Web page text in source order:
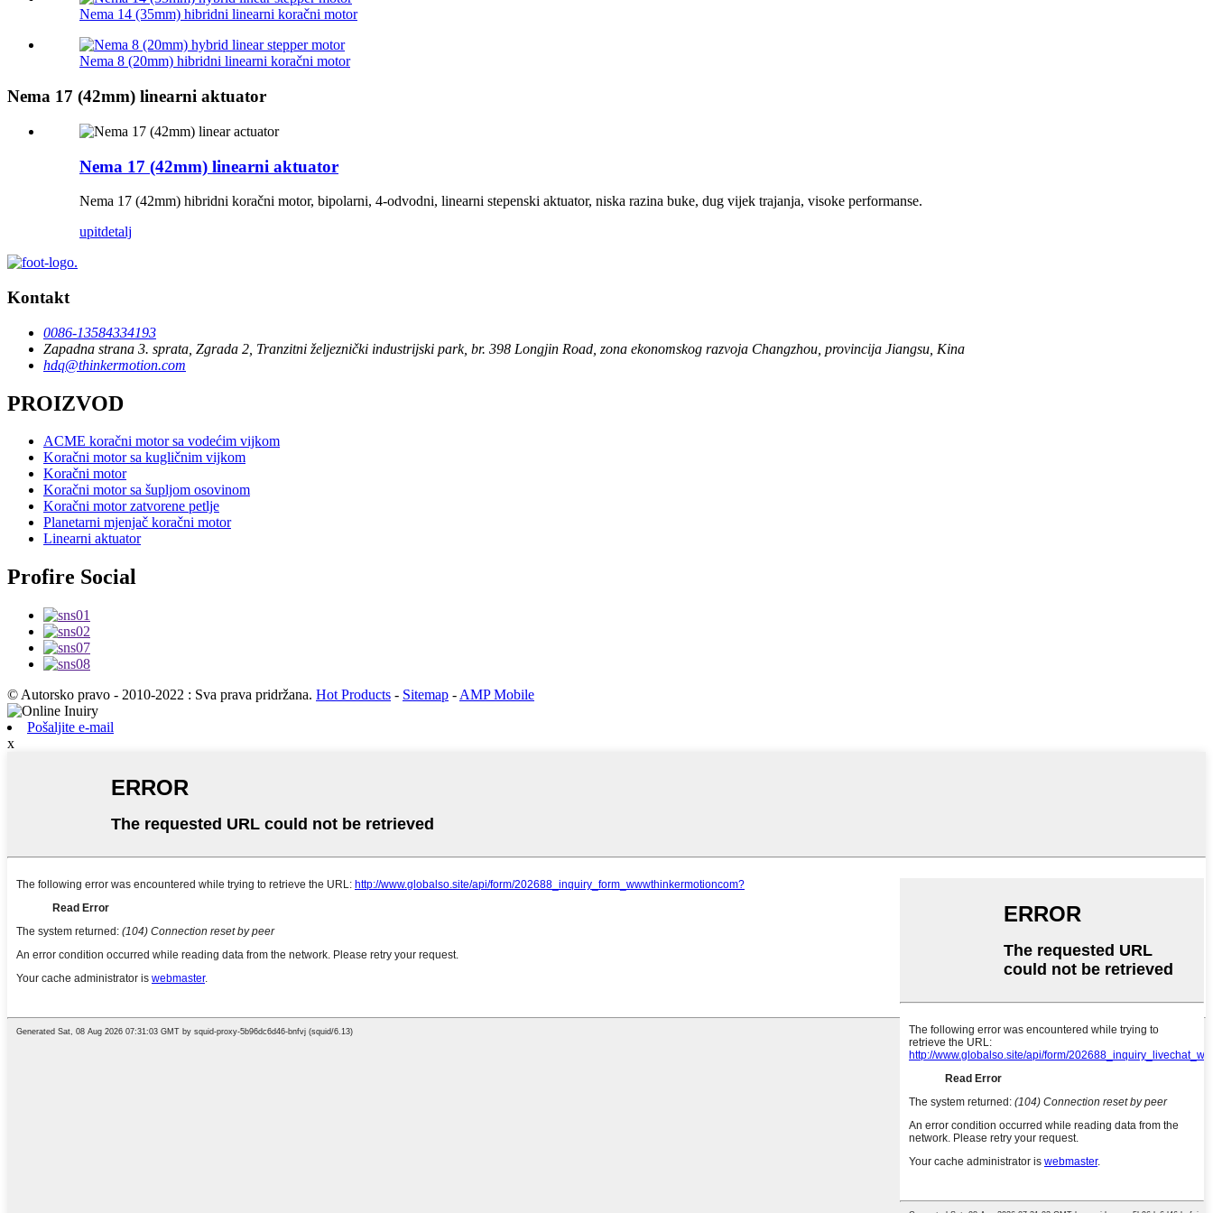
Nema 14 (35mm) hibridni linearni koračni motor
Nema 8 (20mm) hibridni linearni koračni motor
Nema 17 (42mm) linearni aktuator
Nema 17 (42mm) linearni aktuator
Nema 17 (42mm) hibridni koračni motor, bipolarni, 4-odvodni, linearni stepenski aktuator, niska razina buke, dug vijek trajanja, visoke performanse.
upitdetalj
Kontakt
0086-13584334193
Zapadna strana 3. sprata, Zgrada 2, Tranzitni željeznički industrijski park, br. 398 Longjin Road, zona ekonomskog razvoja Changzhou, provincija Jiangsu, Kina
hdq@thinkermotion.com
PROIZVOD
ACME koračni motor sa vodećim vijkom
Koračni motor sa kugličnim vijkom
Koračni motor
Koračni motor sa šupljom osovinom
Koračni motor zatvorene petlje
Planetarni mjenjač koračni motor
Linearni aktuator
Profire Social
© Autorsko pravo - 2010-2022 : Sva prava pridržana. Hot Products - Sitemap - AMP Mobile
Pošaljite e-mail
x